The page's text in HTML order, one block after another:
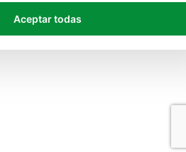
Aceptar todas